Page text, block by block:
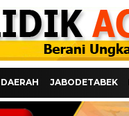
DAERAH JABODETABEK